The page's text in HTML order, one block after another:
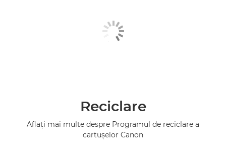
Reciclare
Aflaţi mai multe despre Programul de reciclare a
cartuşelor Canon